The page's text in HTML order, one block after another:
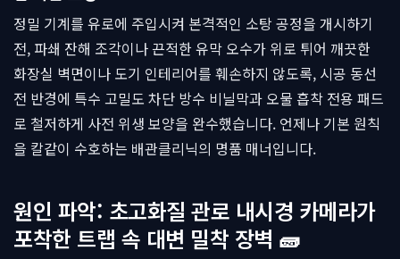
정밀 기계를 유로에 주입시켜 본격적인 소탕 공정을 개시하기
전, 파쇄 잔해 조각이나 끈적한 유막 오수가 위로 튀어 깨끗한
화장실 벽면이나 도기 인테리어를 훼손하지 않도록, 시공 동선
전 반경에 특수 고밀도 차단 방수 비닐막과 오물 흡착 전용 패드
로 철저하게 사전 위생 보양을 완수했습니다. 언제나 기본 원칙
을 칼같이 수호하는 배관클리닉의 명품 매너입니다.
원인 파악: 초고화질 관로 내시경 카메라가
포착한 트랩 속 대변 밀착 장벽 🧱